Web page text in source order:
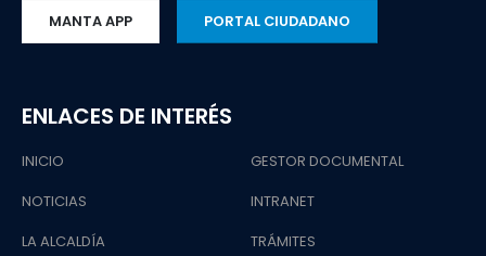
MANTA APP PORTAL CIUDADANO
ENLACES DE INTERÉS
INICIO
NOTICIAS
LA ALCALDÍA
GESTOR DOCUMENTAL
INTRANET
TRÁMITES